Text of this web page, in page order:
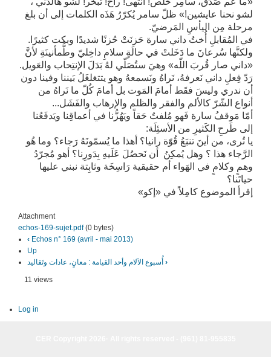
لشو نحنا عايشين!» ظلّ سامر يُكرّرُ هَذَه الكلمات إلى أن بلغ
مرحلة مِن اليأسِ المَرضيّ.
في المُقابلِ أُختُ داني سارة حَزنَتْ حُزنًا شديدًا وبكت كثيرًا.
ولكنَّها سُرعانَ ما دَخَلتْ في حالَةٍ سلامِ داخِليّ وطُّمأنينَةِ لأنَّ
«داني صار قُربَ اللّه» وهيَ ستُصَلّي لهُ بَدَلَ الإنتِحاب والعَويل.
رَدّ فِعلِ داني نَعرفهُ، نَراهُ ونَسمعهُ وهو يتتغلغَلُ بَيننا وفينا دون
أن ندري وليسَ فقَط أمامَ المَوت بل أمامَ كُلّ ما نَراهُ من
أنواع الشّرّ كالألم والفقر والظلم والإرهاب والفَشَل...
أمّا مَوقفُ سارة فَهو مُلفتٌ حَقاً ويَهُزُّنا في أعماقِنا ويَدفَعُنا
إلى طَرحِ الكَثيرِ من الأسئِلَة:
يا تُرى، من أينَ تنبَعُ قُوّة رانيا؟ أهذا ما يُسمّونَهُ رَجاء؟ وما هُو
الرَّجاء هذا ؟ وهل يُمكِنُ أن نَحصُلَ عَلَيهِ بِدَورِنا؟ أهو مُجرّدُ
وهمٍ وكلامٍ في الهَواء أم حقيقية رَاسِخَة وثابِتة نبني عليها
حياتَنا؟
إقرأ الموضوع كامِلاً في «إكو»
Attachment
echos-169-sujet.pdf (0 bytes)
‹ Echos n­° 169 (avril - mai 2013)
Up
›
11 views
Log in